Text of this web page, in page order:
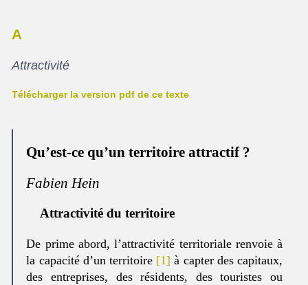
A
Attractivité
Télécharger la version pdf de ce texte
Qu’est-ce qu’un territoire attractif ?
Fabien Hein
Attractivité du territoire
De prime abord, l’attractivité territoriale renvoie à
la capacité d’un territoire [1] à capter des capitaux,
des entreprises, des résidents, des touristes ou